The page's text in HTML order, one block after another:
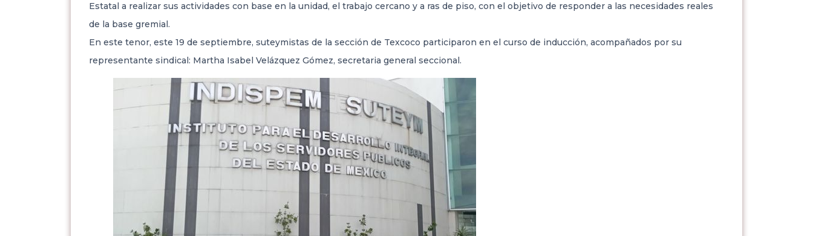
Estatal a realizar sus actividades con base en la unidad, el trabajo cercano y a ras de piso, con el objetivo de responder a las necesidades reales
de la base gremial.
En este tenor, este 19 de septiembre, suteymistas de la sección de Texcoco participaron en el curso de inducción, acompañados por su
representante sindical: Martha Isabel Velázquez Gómez, secretaria general seccional.